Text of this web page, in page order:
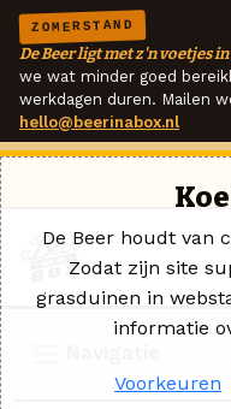
ZOMERSTAND
De Beer ligt met z'n voetjes
we wat minder goed
werkdagen duren. Mailen
hello@beerinabox.nl
De Beer houdt van
Zodat zijn site
grasduinen in
informatie
Voorkeuren